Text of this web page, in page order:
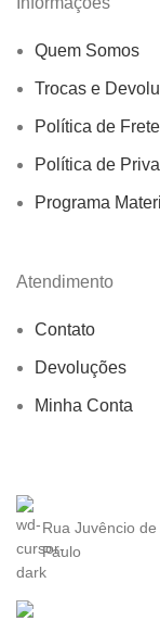
Quem Somos
Trocas e
Política de Frete
Política de
Programa
Atendimento
Contato
Devoluções
Minha Conta
Rua Juvêncio
Paulo